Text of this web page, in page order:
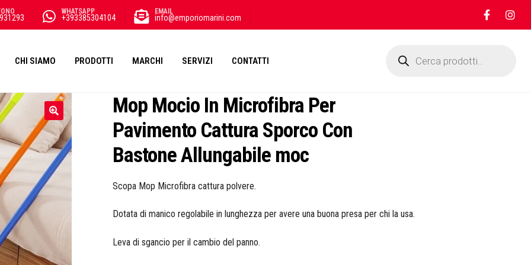
WHATSAPP
+393385304104
EMAIL
info@emporiomarini.com
CHI SIAMO PRODOTTI MARCHI SERVIZI CONTATTI
search
Mop Mocio In Microfibra Per
Pavimento Cattura Sporco Con
Bastone Allungabile moc
Scopa Mop Microfibra cattura polvere.
Dotata di manico regolabile in lunghezza per avere una buona presa per chi la usa.
Leva di sgancio per il cambio del panno.